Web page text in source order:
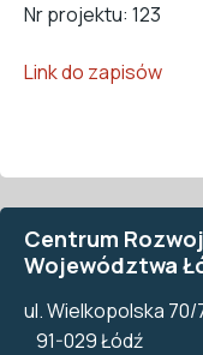
Nr projektu: 123
Link do zapisów
Centrum
Województwa
ul. Wielkopolska 70/
91-029 Łódź